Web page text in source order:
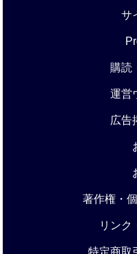
サ
購読
運営
広告
著作権・
リンク